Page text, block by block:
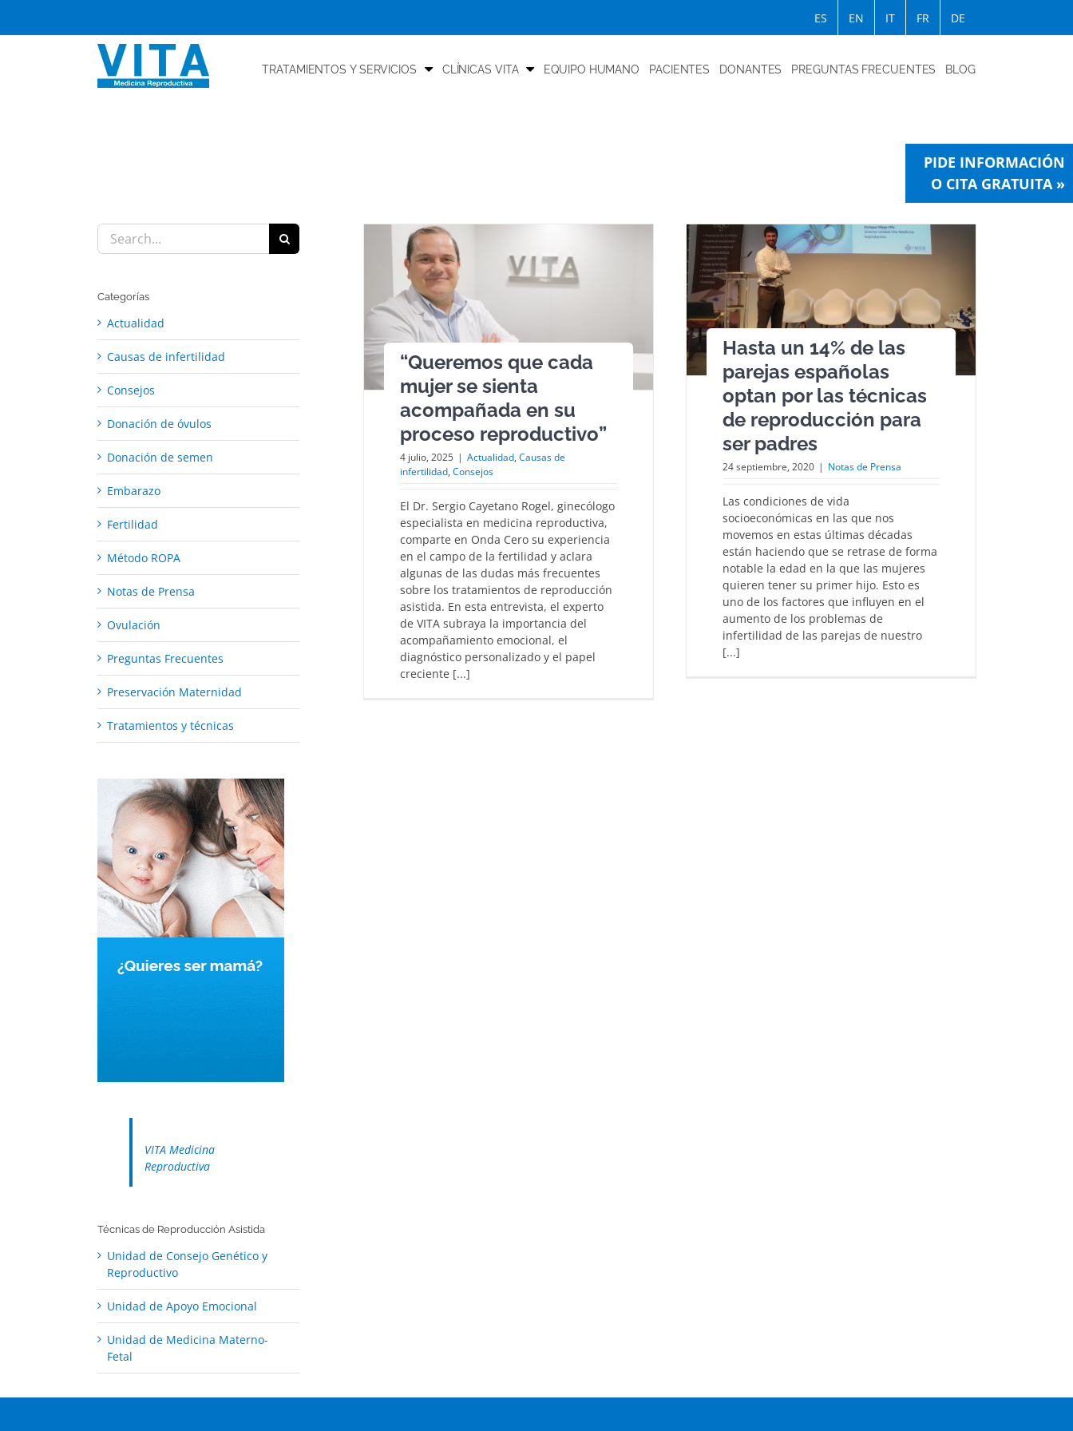
ES EN IT FR DE
TRATAMIENTOS Y SERVICIOS CLÍNICAS VITA EQUIPO HUMANO PACIENTES DONANTES PREGUNTAS FRECUENTES BLOG
PIDE INFORMACIÓN
O CITA GRATUITA »
“Queremos que cada
mujer se sienta
acompañada en su
proceso reproductivo”
4 julio, 2025 | Actualidad, Causas de
infertilidad, Consejos
El Dr. Sergio Cayetano Rogel, ginecólogo
especialista en medicina reproductiva,
comparte en Onda Cero su experiencia
en el campo de la fertilidad y aclara
algunas de las dudas más frecuentes
sobre los tratamientos de reproducción
asistida. En esta entrevista, el experto
de VITA subraya la importancia del
acompañamiento emocional, el
diagnóstico personalizado y el papel
creciente [...]
Hasta un 14% de las
parejas españolas
optan por las técnicas
de reproducción para
ser padres
24 septiembre, 2020 | Notas de Prensa
Las condiciones de vida
socioeconómicas en las que nos
movemos en estas últimas décadas
están haciendo que se retrase de forma
notable la edad en la que las mujeres
quieren tener su primer hijo. Esto es
uno de los factores que influyen en el
aumento de los problemas de
infertilidad de las parejas de nuestro
[...]
Search
for:
Categorías
Actualidad
Causas de infertilidad
Consejos
Donación de óvulos
Donación de semen
Embarazo
Fertilidad
Método ROPA
Notas de Prensa
Ovulación
Preguntas Frecuentes
Preservación Maternidad
Tratamientos y técnicas
VITA Medicina
Reproductiva
Técnicas de Reproducción Asistida
Unidad de Consejo Genético y
Reproductivo
Unidad de Apoyo Emocional
Unidad de Medicina Materno-
Fetal